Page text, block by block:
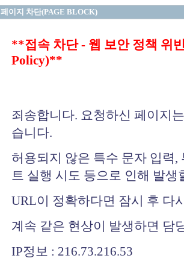
페이지 차단(PAGE BLOCK)
**접속 차단 - 웹 보안 정책 위
Policy)**
죄송합니다. 요청하신 페이지
습니다.
허용되지 않은 특수 문자 입력
트 실행 시도 등으로 인해 발생
URL이 정확하다면 잠시 후 다
계속 같은 현상이 발생하면 담
IP정보 : 216.73.216.53